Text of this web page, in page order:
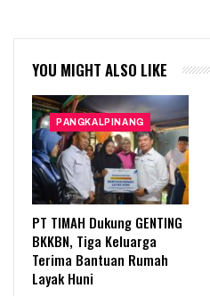
YOU MIGHT ALSO LIKE
PANGKALPINANG
PT TIMAH Dukung GENTING
BKKBN, Tiga Keluarga
Terima Bantuan Rumah
Layak Huni